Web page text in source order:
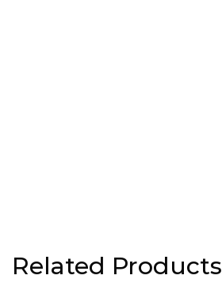
Related Products